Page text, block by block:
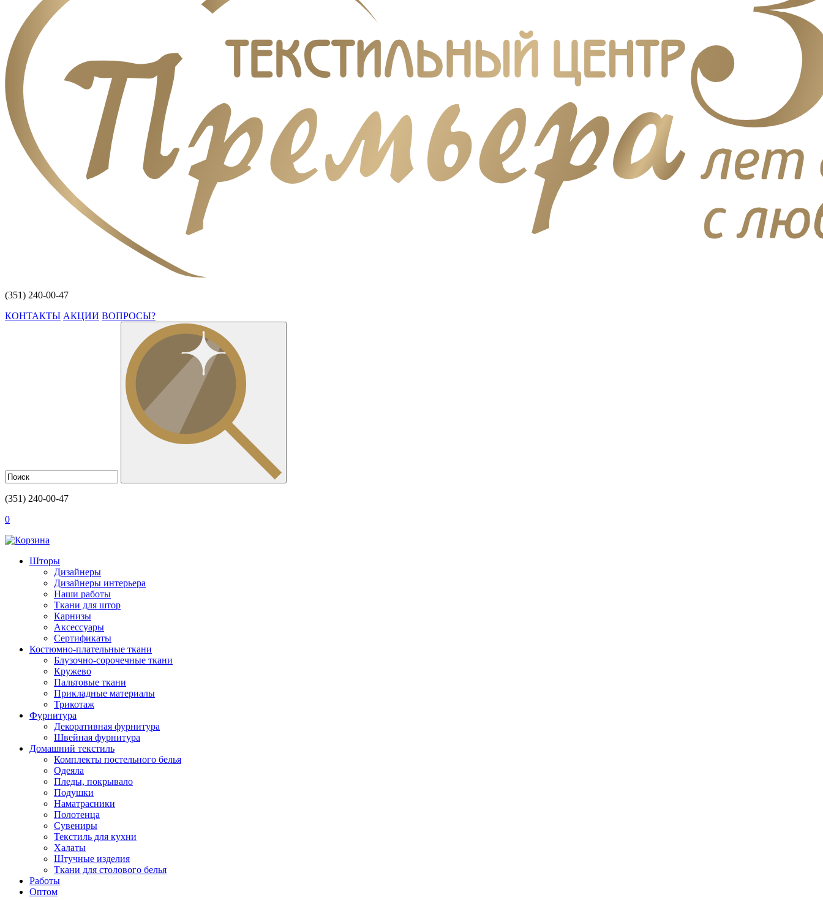
(351) 240-00-47
КОНТАКТЫ АКЦИИ ВОПРОСЫ?
(351) 240-00-47
0
Шторы
Дизайнеры
Дизайнеры интерьера
Наши работы
Ткани для штор
Карнизы
Аксессуары
Сертификаты
Костюмно-плательные ткани
Блузочно-сорочечные ткани
Кружево
Пальтовые ткани
Прикладные материалы
Трикотаж
Фурнитура
Декоративная фурнитура
Швейная фурнитура
Домашний текстиль
Комплекты постельного белья
Одеяла
Пледы, покрывало
Подушки
Наматрасники
Полотенца
Сувениры
Текстиль для кухни
Халаты
Штучные изделия
Ткани для столового белья
Работы
Оптом